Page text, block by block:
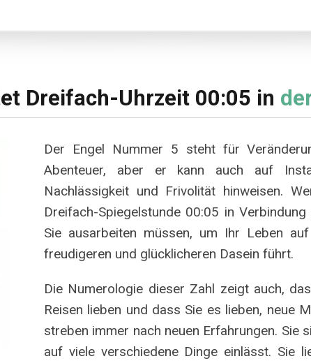
Dreifach-Uhrzeit 00:05 in
Der Engel Nummer 5 steht für
Abenteuer, aber er kann auch auf
Nachlässigkeit und Frivolität hinweisen.
Dreifach-Spiegelstunde 00:05 in
Sie ausarbeiten müssen, um Ihr Leben
freudigeren und glücklicheren Dasein führt.
Die Numerologie dieser Zahl zeigt auch,
Reisen lieben und dass Sie es lieben, neue
streben immer nach neuen Erfahrungen. Sie
auf viele verschiedene Dinge einlässt. Sie